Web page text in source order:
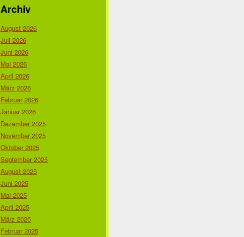
Archiv
August 2026
Juli 2026
Juni 2026
Mai 2026
April 2026
März 2026
Februar 2026
Januar 2026
Dezember 2025
November 2025
Oktober 2025
September 2025
August 2025
Juni 2025
Mai 2025
April 2025
März 2025
Februar 2025